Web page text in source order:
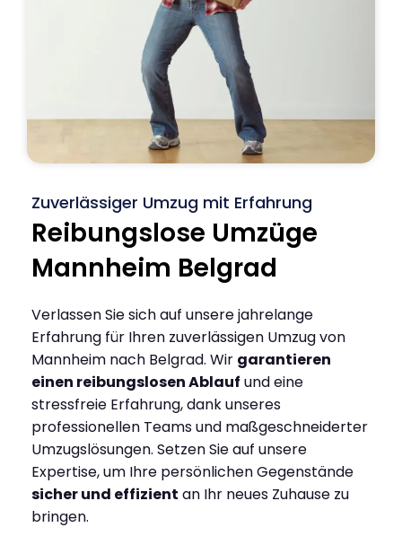
Zuverlässiger Umzug mit Erfahrung
Reibungslose Umzüge
Mannheim Belgrad
Verlassen Sie sich auf unsere jahrelange
Erfahrung für Ihren zuverlässigen Umzug von
Mannheim nach Belgrad. Wir garantieren
einen reibungslosen Ablauf und eine
stressfreie Erfahrung, dank unseres
professionellen Teams und maßgeschneiderter
Umzugslösungen. Setzen Sie auf unsere
Expertise, um Ihre persönlichen Gegenstände
sicher und effizient an Ihr neues Zuhause zu
bringen.